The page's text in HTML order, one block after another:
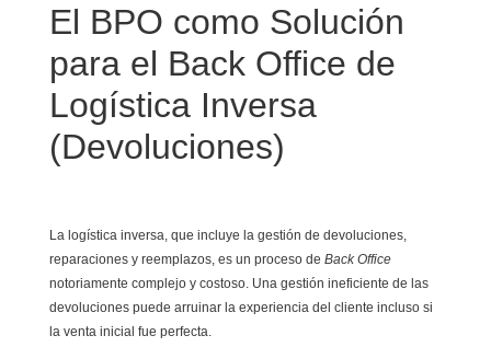
El BPO como Solución
para el Back Office de
Logística Inversa
(Devoluciones)
La logística inversa, que incluye la gestión de devoluciones,
reparaciones y reemplazos, es un proceso de Back Office
notoriamente complejo y costoso. Una gestión ineficiente de las
devoluciones puede arruinar la experiencia del cliente incluso si
la venta inicial fue perfecta.